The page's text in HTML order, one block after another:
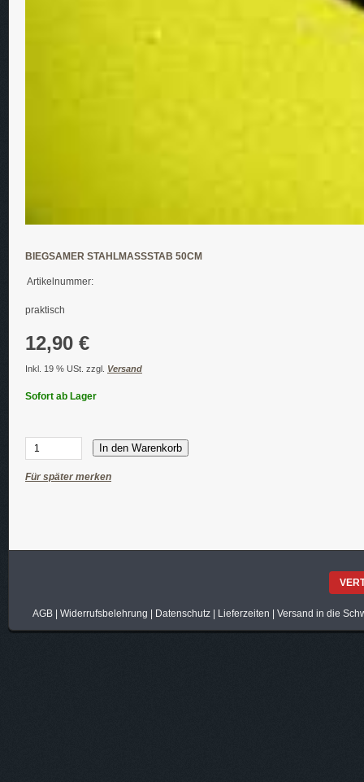
BIEGSAMER STAHLMASSSTAB 50CM
Artikelnummer:
praktisch
12,90 €
Inkl. 19 % USt. zzgl. Versand
Sofort ab Lager
In den Warenkorb
Für später merken
AGB| Widerrufsbelehrung Datenschutz| Lieferzeiten Versand in die